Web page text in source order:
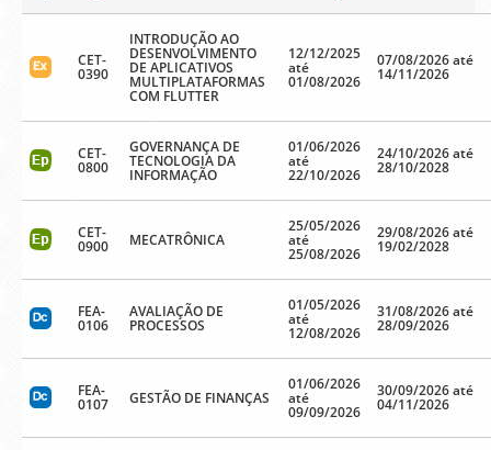
CET-
0390
INTRODUÇÃO AO
DESENVOLVIMENTO
DE APLICATIVOS
MULTIPLATAFORMAS
COM FLUTTER
12/12/2025
até
01/08/2026
07/08/2026 até
14/11/2026
CET-
0800
GOVERNANÇA DE
TECNOLOGIA DA
INFORMAÇÃO
01/06/2026
até
22/10/2026
24/10/2026 até
28/10/2028
CET-
0900 MECATRÔNICA
25/05/2026
até
25/08/2026
29/08/2026 até
19/02/2028
FEA-
0106
AVALIAÇÃO DE
PROCESSOS
01/05/2026
até
12/08/2026
31/08/2026 até
28/09/2026
FEA-
0107 GESTÃO DE FINANÇAS
01/06/2026
até
09/09/2026
30/09/2026 até
04/11/2026